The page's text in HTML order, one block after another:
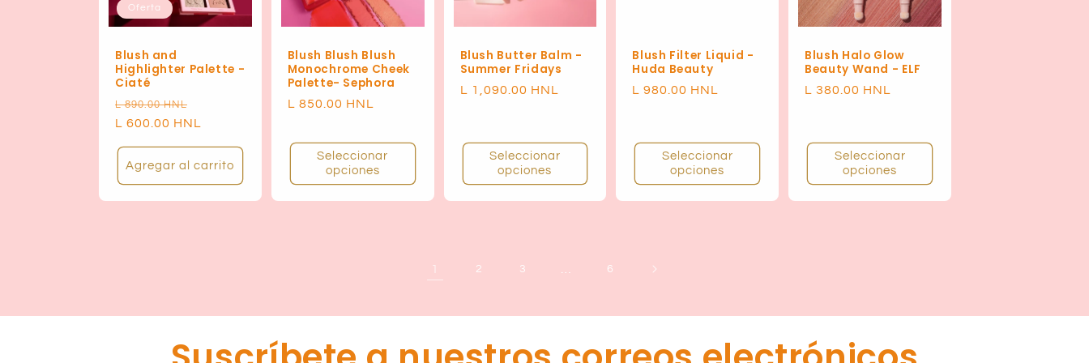
Oferta
Blush and
Highlighter Palette -
Ciaté
Precio
habitual
L 890.00 HNL
de
L 600.00 HNL
Agregar al carrito
Blush Blush Blush
Monochrome Cheek
Palette- Sephora
Precio
L 850.00 HNL
Seleccionar
opciones
Blush Butter Balm -
Summer Fridays
Precio
L 1,090.00 HNL
Seleccionar
opciones
Blush Filter Liquid -
Huda Beauty
Precio
L 980.00 HNL
Seleccionar
opciones
Blush Halo Glow
Beauty Wand - ELF
Precio
L 380.00 HNL
Seleccionar
opciones
1 2 3 6